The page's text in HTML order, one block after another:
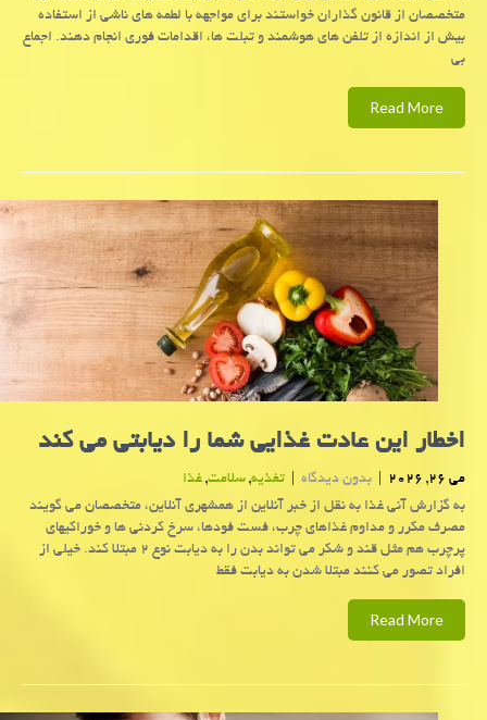
متخصصان از قانون گذاران خواستند برای مواجهه با لطمه های ناشی از استفاده
بیش از اندازه از تلفن های هوشمند و تبلت ها، اقدامات فوری انجام دهند. اجماع
بی
Read More
اخطار این عادت غذایی شما را دیابتی می کند
می 26, 2026 | بدون دیدگاه | تغذیه,سلامت,غذا
به گزارش آنی غذا به نقل از خبر آنلاین از همشهری آنلاین، متخصصان می گویند
مصرف مکرر و مداوم غذاهای چرب، فست فودها، سرخ کردنی ها و خوراکیهای
پرچرب هم مثل قند و شکر می تواند بدن را به دیابت نوع ۲ مبتلا کند. خیلی از
افراد تصور می کنند مبتلا شدن به دیابت فقط
Read More